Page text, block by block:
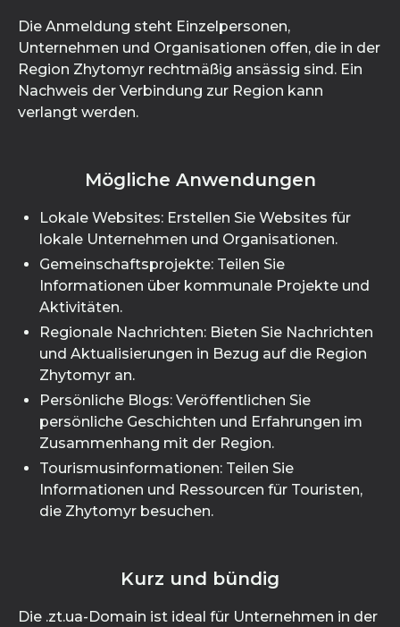
Die Anmeldung steht Einzelpersonen,
Unternehmen und Organisationen offen, die in der
Region Zhytomyr rechtmäßig ansässig sind. Ein
Nachweis der Verbindung zur Region kann
verlangt werden.
Mögliche Anwendungen
Lokale Websites: Erstellen Sie Websites für
lokale Unternehmen und Organisationen.
Gemeinschaftsprojekte: Teilen Sie
Informationen über kommunale Projekte und
Aktivitäten.
Regionale Nachrichten: Bieten Sie Nachrichten
und Aktualisierungen in Bezug auf die Region
Zhytomyr an.
Persönliche Blogs: Veröffentlichen Sie
persönliche Geschichten und Erfahrungen im
Zusammenhang mit der Region.
Tourismusinformationen: Teilen Sie
Informationen und Ressourcen für Touristen,
die Zhytomyr besuchen.
Kurz und bündig
Die .zt.ua-Domain ist ideal für Unternehmen in der